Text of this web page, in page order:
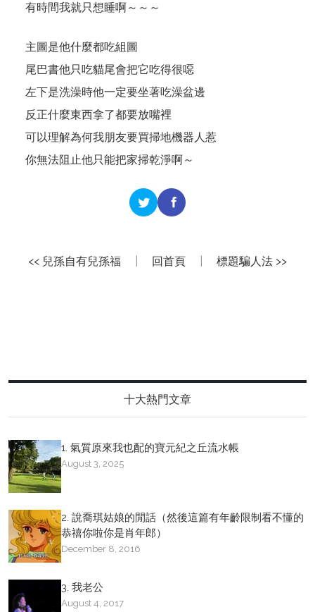
有時間我就只想睡啊～～～
主圖是他什麼都吃組圖
尾巴書他只吃貓尾會把它吃得很噁
左下是洗澡時他一定要坐著吃澡盆邊
反正什麼東西拿了都要放嘴裡
可以理解為何我朋友要買掃地機器人惹
你無法阻止他只能把家掃乾淨啊～
<< 兒孫自有兒孫福 回首頁 標題騙人法 >>
十大熱門文章
1. 氣質原來我也配的寶元紀之丘流水帳
August 3, 2025
2. 說喬琪姑娘的閒話（然後這篇有年齡限制看不懂的
恭禧你啦你是肖年郎）
December 8, 2016
3. 我老公
August 4, 2017